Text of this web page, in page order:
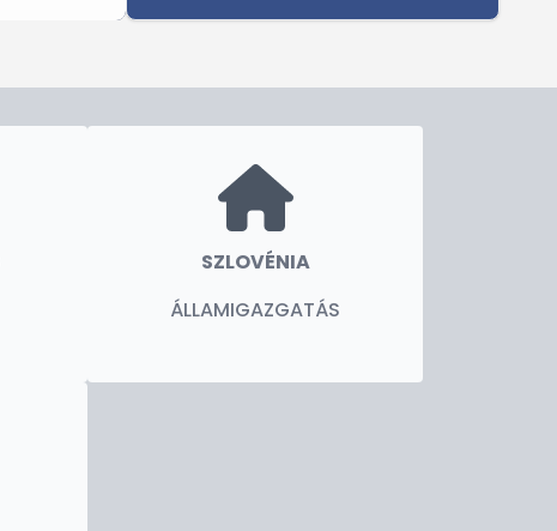
SZLOVÉNIA
ÁLLAMIGAZGATÁS